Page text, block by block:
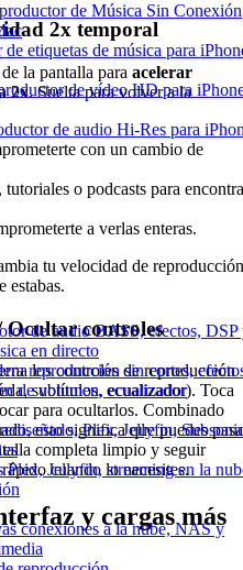
de Música Sin Conexión
etiquetas de música para
de vídeo HD para
de audio Hi-Res para
de audio BASS, efectos, DSP
en directo
reproducción sin cortes,
de volumen, ecualizador
Plex, Jellyfin,
Plex, Jellyfin, streaming en la
conexiones a la nube, NAS y
2x temporal
la pantalla para acelerar
2x. Suelta para volver a la
con un cambio de
o podcasts para
a verlas enteras.
tu velocidad de reproducción
estabas.
controles
los controles de reproducción
subtítulos, ecualizador). Toca
para ocultarlos. Combinado
esto significa que puedes
completa limpio y seguir
cuando lo necesites.
y cargas más